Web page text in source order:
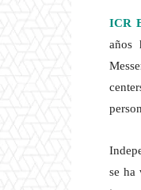
ICR
años
se ha